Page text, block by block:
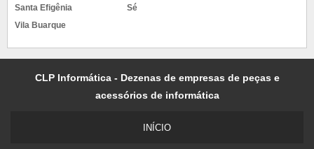
Santa Efigênia
Sé
Vila Buarque
CLP Informática - Dezenas de empresas de peças e
acessórios de informática
INÍCIO